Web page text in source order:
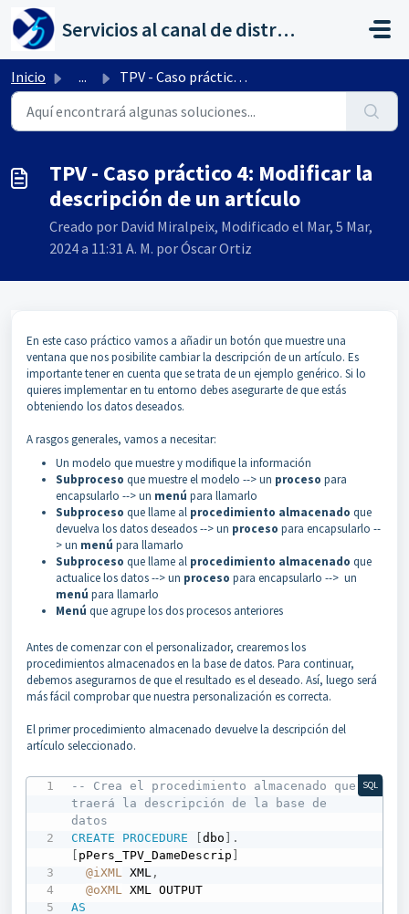
Saltar al contenido principal
Servicios al canal de distribución de AHORA
Inicio ... TPV - Caso práctico 4: Modificar la descripción de un art...
TPV - Caso práctico 4: Modificar la
descripción de un artículo
Creado por David Miralpeix, Modificado el Mar, 5 Mar,
2024 a 11:31 A. M. por Óscar Ortiz
En este caso práctico vamos a añadir un botón que muestre una
ventana que nos posibilite cambiar la descripción de un artículo. Es
importante tener en cuenta que se trata de un ejemplo genérico. Si lo
quieres implementar en tu entorno debes asegurarte de que estás
obteniendo los datos deseados.
A rasgos generales, vamos a necesitar:
Un modelo que muestre y modifique la información
Subproceso que muestre el modelo --> un proceso para
encapsularlo --> un menú para llamarlo
Subproceso que llame al procedimiento almacenado que
devuelva los datos deseados --> un proceso para encapsularlo --
> un menú para llamarlo
Subproceso que llame al procedimiento almacenado que
actualice los datos --> un proceso para encapsularlo --> un
menú para llamarlo
Menú que agrupe los dos procesos anteriores
Antes de comenzar con el personalizador, crearemos los
procedimientos almacenados en la base de datos. Para continuar,
debemos asegurarnos de que el resultado es el deseado. Así, luego será
más fácil comprobar que nuestra personalización es correcta.
El primer procedimiento almacenado devuelve la descripción del
artículo seleccionado.
-- Crea el procedimiento almacenado que
traerá la descripción de la base de
datos
CREATE
PROCEDURE [dbo ] .
[ pPers_TPV_DameDescrip ]
@iXML
XML ,
@oXML
AS
SQL